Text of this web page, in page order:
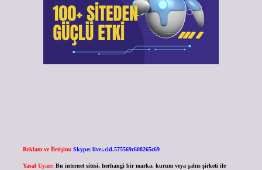
Reklam ve İletişim: Skype: live:.cid.575569c608265c69
Yasal Uyarı: Bu internet sitesi, herhangi bir marka, kurum veya şahıs şirketi ile